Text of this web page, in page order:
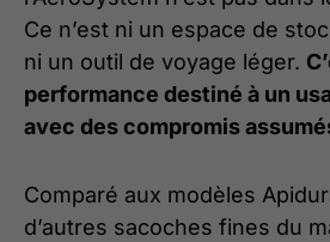
Ce n’est ni un espace de
ni un outil de voyage léger.
performance destiné à un
avec des compromis
Comparé aux modèles
d’autres sacoches fines du